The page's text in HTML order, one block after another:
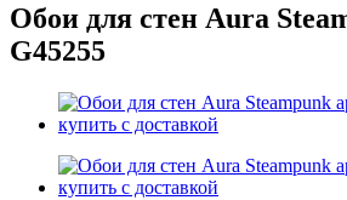
Обои для стен Aura
G45255